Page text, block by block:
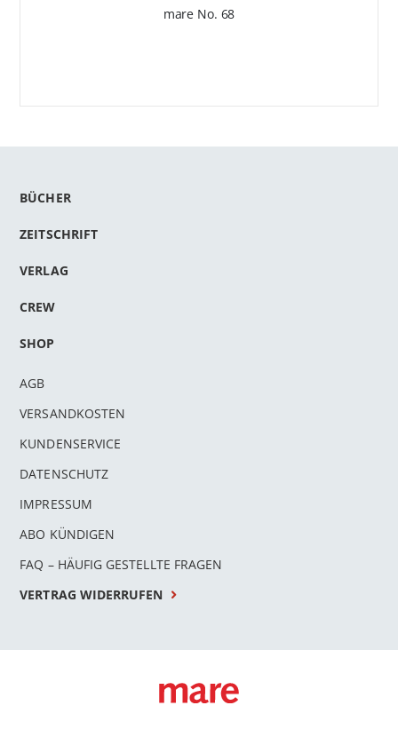
mare No. 68
BÜCHER
ZEITSCHRIFT
VERLAG
CREW
SHOP
AGB
VERSANDKOSTEN
KUNDENSERVICE
DATENSCHUTZ
IMPRESSUM
ABO KÜNDIGEN
FAQ – HÄUFIG GESTELLTE FRAGEN
VERTRAG WIDERRUFEN